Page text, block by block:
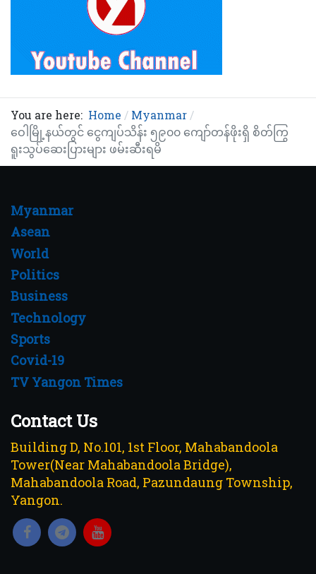
You are here: Home
Myanmar
ဝေါမြို့နယ်တွင် ငွေကျပ်သိန်း ၅၉၀၀ ကျော်တန်ဖိုးရှိ စိတ်ကြွ
ရူးသွပ်ဆေးပြားများ ဖမ်းဆီးရမိ
Myanmar
Asean
World
Politics
Business
Technology
Sports
Covid-19
TV Yangon Times
Contact Us
Building D, No.101, 1st Floor, Mahabandoola
Tower(Near Mahabandoola Bridge),
Mahabandoola Road, Pazundaung Township,
Yangon.